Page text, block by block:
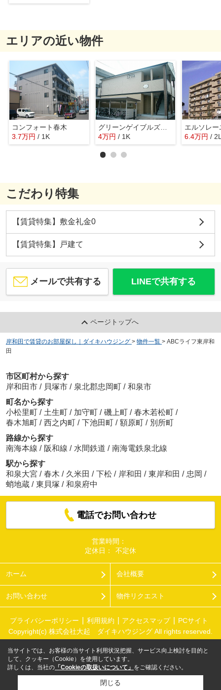
エリアの近い物件
コンフォート春木
3.7万円 / 1K
グリーンゲイブルズ大町
4万円 / 1K
エルソレー
6.4万円 /
こだわり特集
【賃貸特集】敷金礼金0
【賃貸特集】戸建て
メールで共有する LINEで共有する
ページトップへ
岸和田で賃貸のお部屋探し｜ダイキハウジング > 物件一覧 > ABCライフ東岸和
田
市区町村から探す
岸和田市 / 貝塚市 / 泉北郡忠岡町 / 和泉市
町名から探す
小松里町 / 土生町 / 加守町 / 磯上町 / 春木若松町 /
春木旭町 / 西之内町 / 下池田町 / 額原町 / 別所町
路線から探す
南海本線 / 阪和線 / 水間鉄道 / 南海電鉄泉北線
駅から探す
和泉大宮 / 春木 / 久米田 / 下松 / 岸和田 / 東岸和田 / 忠岡 /
蛸地蔵 / 東貝塚 / 和泉府中
電話でお問い合わせ
営業時間：
定休日：
不定休
ホーム 会社概要
お問い合わせ 物件リクエスト
プライバシーポリシー 利用規約 アクセスマップ
PCサイト
Copyright(c) 株式会社大起 ダイキハウジング All rights reserved.
当サイトでは、お客様の当サイト利用状況把握、サービス向上検討を目的と
して、クッキー（Cookie）を使用しています。
詳しくは、当社の 「Cookieの取扱いについて」 をご確認ください。
閉じる